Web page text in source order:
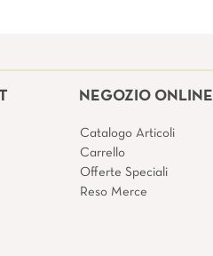
NEGOZIO ONLINE
Catalogo Articoli
Carrello
Offerte Speciali
Reso Merce